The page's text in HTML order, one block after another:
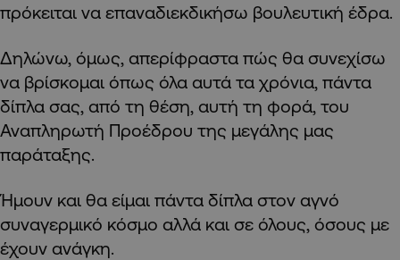
πρόκειται να επαναδιεκδικήσω βουλευτική έδρα.
Δηλώνω, όμως, απερίφραστα πώς θα συνεχίσω
να βρίσκομαι όπως όλα αυτά τα χρόνια, πάντα
δίπλα σας, από τη θέση, αυτή τη φορά, του
Αναπληρωτή Προέδρου της μεγάλης μας
παράταξης.
Ήμουν και θα είμαι πάντα δίπλα στον αγνό
συναγερμικό κόσμο αλλά και σε όλους, όσους με
έχουν ανάγκη.